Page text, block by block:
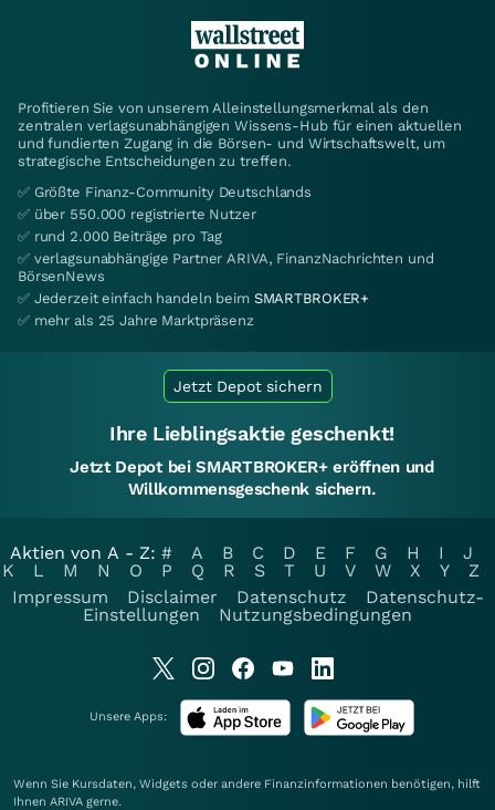
Profitieren Sie von unserem Alleinstellungsmerkmal als den
zentralen verlagsunabhängigen Wissens-Hub für einen aktuellen
und fundierten Zugang in die Börsen- und Wirtschaftswelt, um
strategische Entscheidungen zu treffen.
✅ Größte Finanz-Community Deutschlands
✅ über 550.000 registrierte Nutzer
✅ rund 2.000 Beiträge pro Tag
✅ verlagsunabhängige Partner ARIVA, FinanzNachrichten und
BörsenNews
✅ Jederzeit einfach handeln beim SMARTBROKER+
✅ mehr als 25 Jahre Marktpräsenz
Jetzt Depot sichern
Ihre Lieblingsaktie geschenkt!
Jetzt Depot bei SMARTBROKER+ eröffnen und
Willkommensgeschenk sichern.
Aktien von A - Z: # A B C D E F G H I
J
K
L M N O P Q R S T U V W X Y
Z
Impressum
Disclaimer Datenschutz
Datenschutz-
Einstellungen
Nutzungsbedingungen
Unsere Apps:
Wenn Sie Kursdaten, Widgets oder andere Finanzinformationen benötigen, hilft
Ihnen ARIVA gerne.